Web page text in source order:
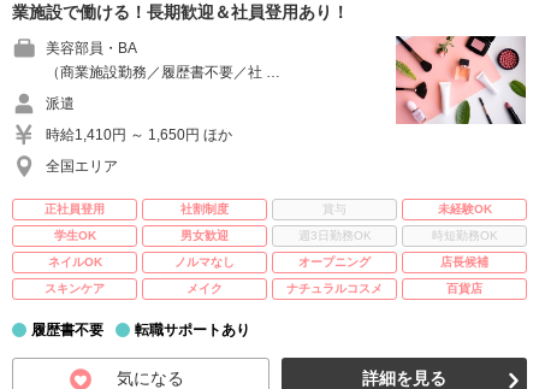
業施設で働ける！長期歓迎＆社員登用あり！
美容部員・BA
（商業施設勤務／履歴書不要／社 …
派遣
時給1,410円 ～ 1,650円 ほか
全国エリア
正社員登用 社割制度 賞与
未経験OK
学生OK
男女歓迎 週3日勤務OK
時短勤務OK
ネイルOK
ノルマなし オープニング
店長候補
スキンケア
メイク ナチュラルコスメ 百貨店
履歴書不要 転職サポートあり
気になる 詳細を見る